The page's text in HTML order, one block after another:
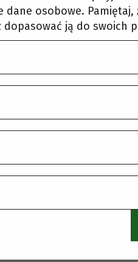
dane osobowe.
dopasować ją do swoich